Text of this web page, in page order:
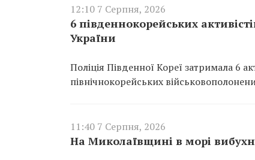
12:10 7 Серпня, 2026
6 південнокорейських
України
Поліція Південної Кореї затримала 6
північнокорейських
11:40 7 Серпня, 2026
На Миколаївщині в морі